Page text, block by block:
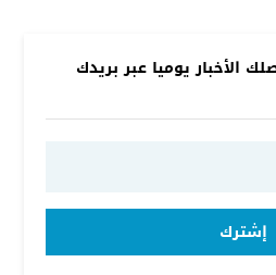
الأخبار يوميا عبر بريدك
إشترك